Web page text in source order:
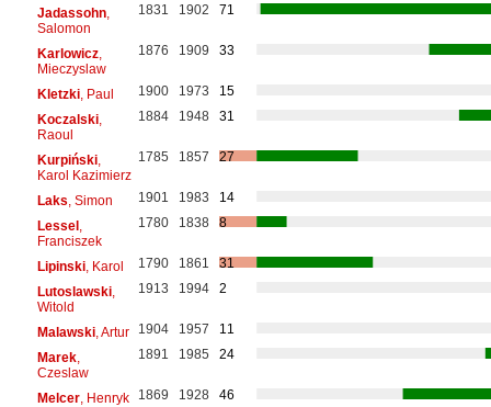
Jadassohn,
Salomon
1831 1902 71
Karlowicz,
Mieczyslaw
1876 1909 33
Kletzki, Paul 1900 1973
15
Koczalski,
Raoul
1884 1948 31
Kurpiński,
Karol Kazimierz
1785 1857 27
Laks , Simon 1901 1983
14
Lessel,
Franciszek
1780 1838 8
Lipinski, Karol 1790 1861
31
Lutoslawski,
Witold
1913 1994 2
Malawski, Artur 1904 1957
11
Marek,
Czeslaw
1891 1985 24
Melcer, Henryk 1869 1928
46